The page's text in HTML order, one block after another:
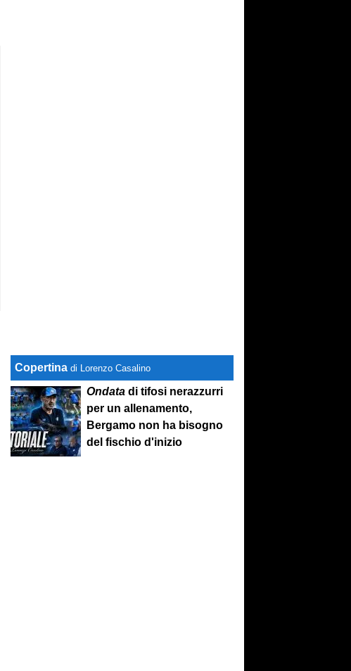
Copertina di Lorenzo Casalino
Ondata di tifosi nerazzurri
per un allenamento,
Bergamo non ha bisogno
del fischio d'inizio